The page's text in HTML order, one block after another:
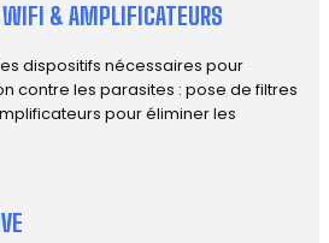
& AMPLIFICATEURS
dispositifs nécessaires pour
contre les parasites : pose de filtres
pour éliminer les